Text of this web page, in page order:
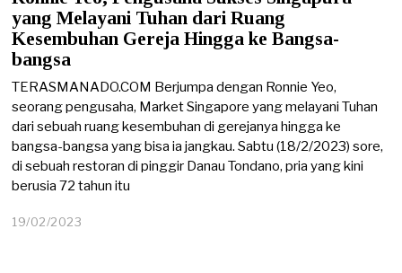
yang Melayani Tuhan dari Ruang
Kesembuhan Gereja Hingga ke Bangsa-
bangsa
TERASMANADO.COM Berjumpa dengan Ronnie Yeo,
seorang pengusaha, Market Singapore yang melayani Tuhan
dari sebuah ruang kesembuhan di gerejanya hingga ke
bangsa-bangsa yang bisa ia jangkau. Sabtu (18/2/2023) sore,
di sebuah restoran di pinggir Danau Tondano, pria yang kini
berusia 72 tahun itu
19/02/2023